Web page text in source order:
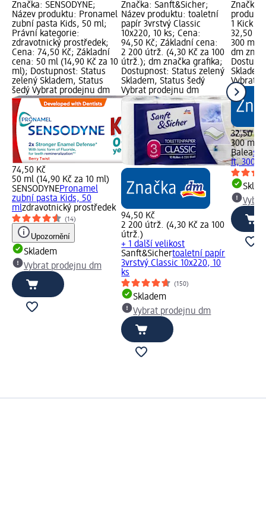
Značka: SENSODYNE;
Název produktu: Pronamel
zubní pasta Kids, 50 ml;
Právní kategorie:
zdravotnický prostředek;
Cena: 74,50 Kč; Základní
cena: 50 ml (14,90 Kč za 10
ml); Dostupnost: Status
zelený Skladem, Status
šedý Vybrat prodejnu dm
74,50 Kč
50 ml (14,90 Kč za 10 ml)
SENSODYNEPronamel
zubní pasta Kids, 50
mlzdravotnický prostředek
(14)
Upozornění
Skladem
Vybrat prodejnu dm
Značka: Sanft&Sicher;
Název produktu: toaletní
papír 3vrstvý Classic
10x220, 10 ks; Cena:
94,50 Kč; Základní cena:
2 200 útrž. (4,30 Kč za 100
útrž.); dm značka grafika;
Dostupnost: Status zelený
Skladem, Status šedý
Vybrat prodejnu dm
94,50 Kč
2 200 útrž. (4,30 Kč za 100
útrž.)
+ 1 další velikost
Sanft&Sichertoaletní papír
3vrstvý Classic 10x220, 10
ks
(150)
Skladem
Vybrat prodejnu dm
Značka:
1 Kick
32,50
300 ml
dm
Vybrat
32,50 Kč
300 ml
Balea
It, 300